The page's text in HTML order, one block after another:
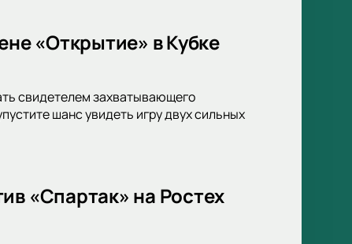
«Открытие» в Кубке
свидетелем захватывающего
шанс увидеть игру двух сильных
«Спартак» на Ростех